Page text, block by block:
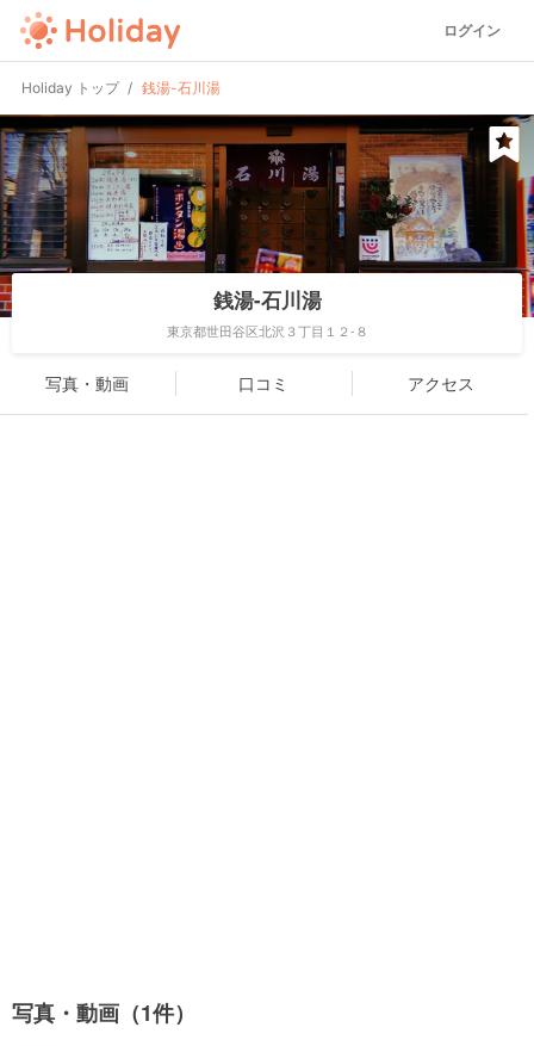
ログイン
Holiday トップ 銭湯-石川湯
銭湯-石川湯
東京都世田谷区北沢３丁目１２-８
写真・動画 口コミ アクセス
写真・動画（1件）